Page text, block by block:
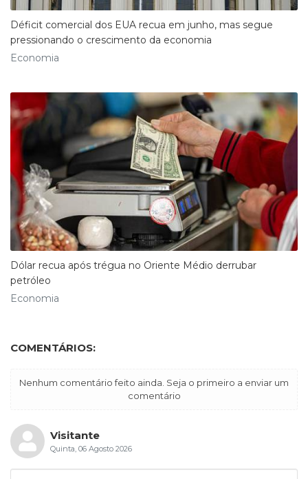
Déficit comercial dos EUA recua em junho, mas segue
pressionando o crescimento da economia
Economia
Dólar recua após trégua no Oriente Médio derrubar
petróleo
Economia
COMENTÁRIOS:
Nenhum comentário feito ainda. Seja o primeiro a enviar um
comentário
Visitante
Quinta, 06 Agosto 2026